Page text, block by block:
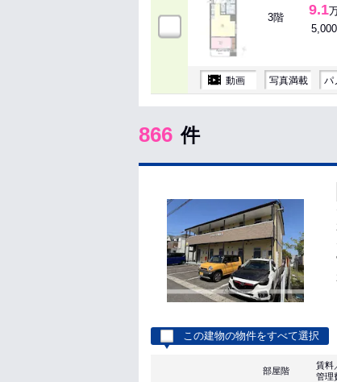
3階 9.1
動画 写真満載 パ
866 件
この建物の物件をすべて選択
部屋階
賃料
管理